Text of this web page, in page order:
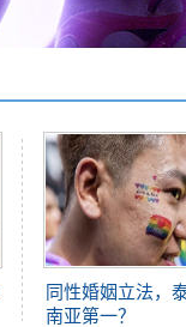
同性婚姻立法，
南亚第一？